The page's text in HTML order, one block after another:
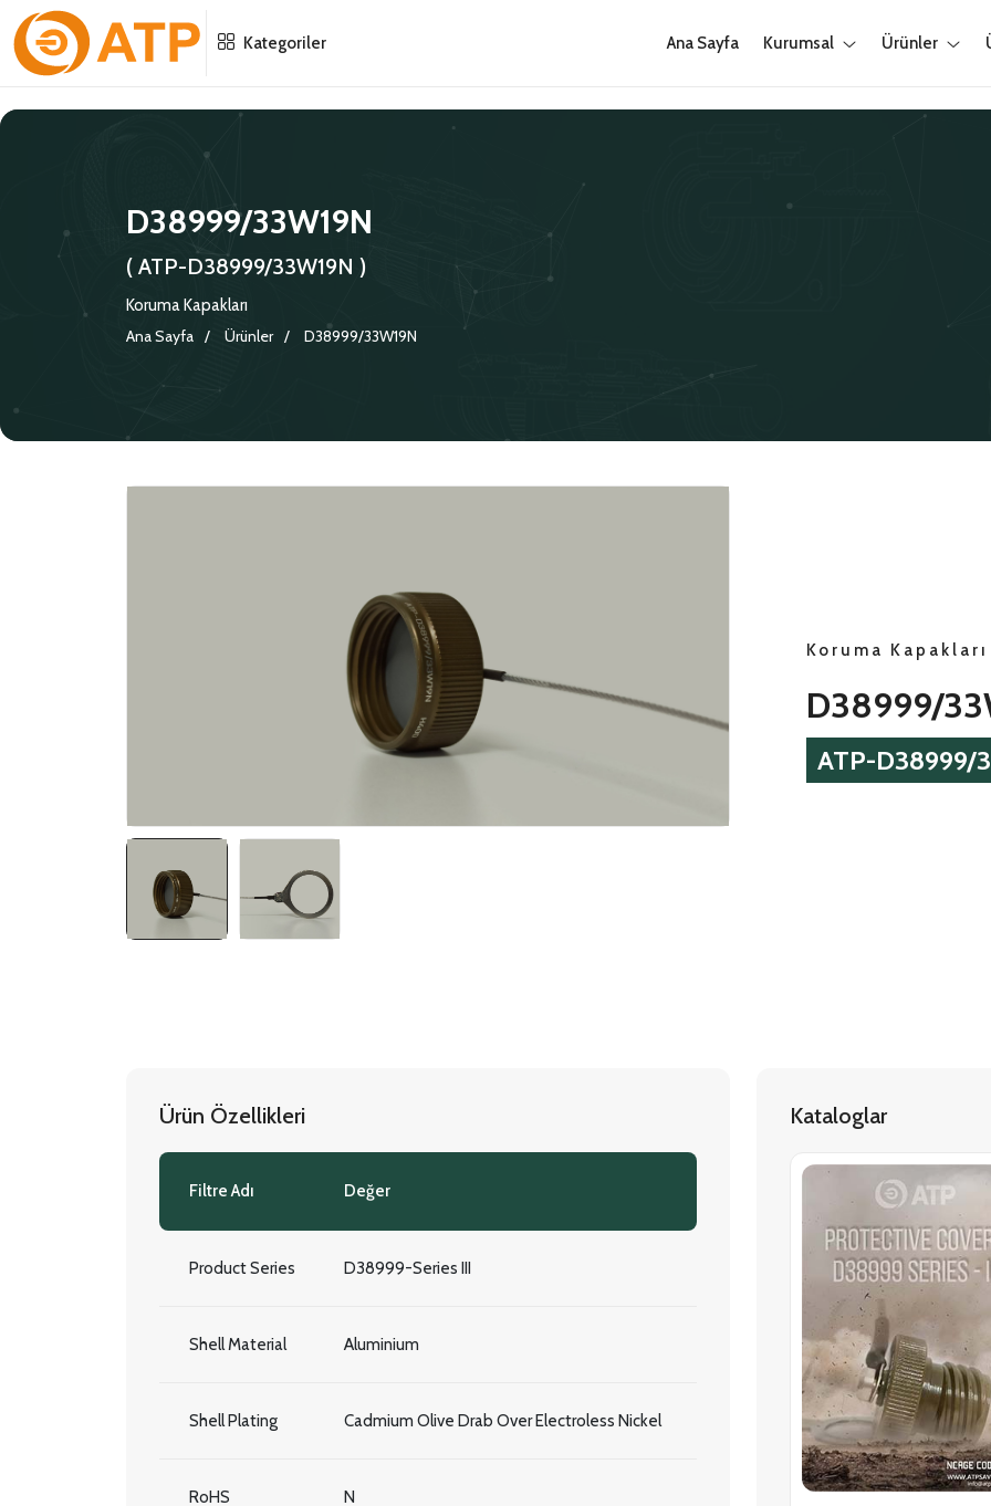
Kategoriler Ana Sayfa Kurumsal Ürünler
D38999/33W19N
( ATP-D38999/33W19N )
Koruma Kapakları
Ana Sayfa
Ürünler D38999/33W19N
Koruma Kapakları
D38999/
ATP-D38999/
Ürün Özellikleri
Filtre Adı Değer
Product Series D38999-Series III
Shell Material Aluminium
Shell Plating Cadmium Olive Drab Over Electroless Nickel
RoHS N
Kataloglar
Menu
SERTIFIKALAR
Menu
BILGI GÜVENLIĞI POLITIKASI
Menu
ADAPTÖRLER